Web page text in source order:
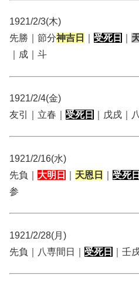
1921/2/3(木)
先勝｜節分神吉日 受死日
｜成｜斗
1921/2/4(金)
友引｜立春｜ 受死日 ｜戊戌｜
1921/2/16(水)
先負｜ 大明日 天恩日 受死日
参
1921/2/28(月)
先負｜八専間日｜ 受死日 ｜壬